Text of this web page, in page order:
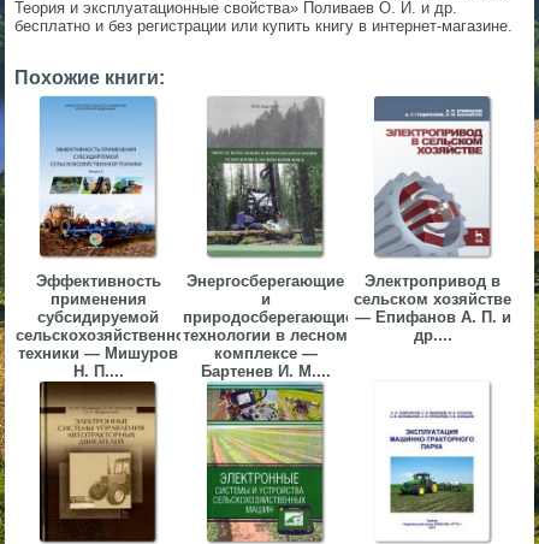
Теория и эксплуатационные свойства» Поливаев О. И. и др.
бесплатно и без регистрации или купить книгу в интернет-магазине.
Похожие книги:
Эффективность
применения
субсидируемой
сельскохозяйственной
техники — Мишуров
Н. П....
Энергосберегающие
и
природосберегающие
технологии в лесном
комплексе —
Бартенев И. М....
Электропривод в
сельском хозяйстве
— Епифанов А. П. и
др....
▼
▼
▼